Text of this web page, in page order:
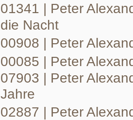
01341 | Peter
die Nacht
00908 | Peter
00085 | Peter
07903 | Peter
Jahre
02887 | Peter